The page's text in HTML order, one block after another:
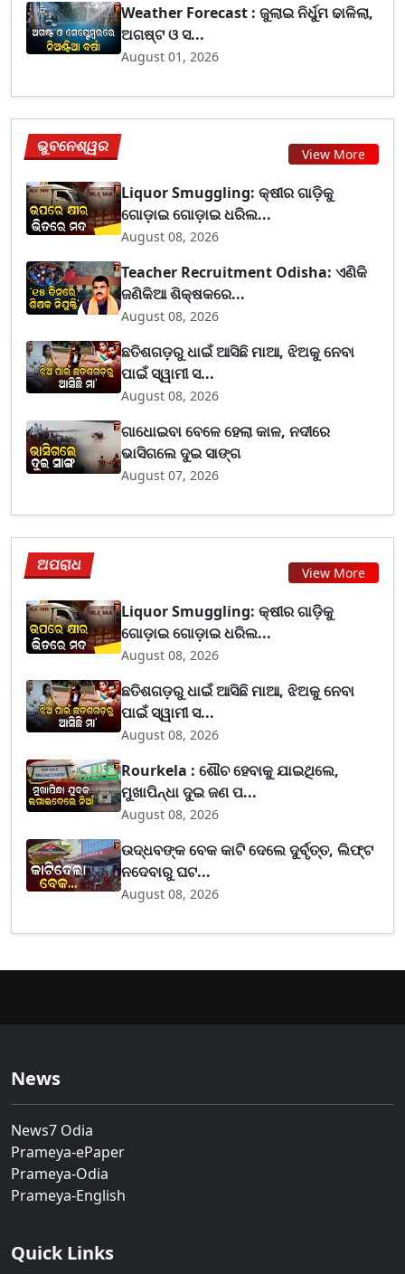
Weather Forecast : ଜୁଲାଇ ନିର୍ଧୁମ ଢାଳିଲା,
ଅଗଷ୍ଟ ଓ ସ...
August 01, 2026
ଭୁବନେଶ୍ୱର View More
Liquor Smuggling: କ୍ଷୀର ଗାଡ଼ିକୁ
ଗୋଡ଼ାଇ ଗୋଡ଼ାଇ ଧରିଲ...
August 08, 2026
Teacher Recruitment Odisha: ଏଣିକି
ଜଣିକିଆ ଶିକ୍ଷକରେ...
August 08, 2026
ଛତିଶଗଡ଼ରୁ ଧାଇଁ ଆସିଛି ମାଆ, ଝିଅକୁ ନେବା
ପାଇଁ ସ୍ୱାମୀ ସ...
August 08, 2026
ଗାଧୋଇବା ବେଳେ ହେଲା କାଳ, ନଦୀରେ
ଭାସିଗଲେ ଦୁଇ ସାଙ୍ଗ
August 07, 2026
ଅପରାଧ View More
Liquor Smuggling: କ୍ଷୀର ଗାଡ଼ିକୁ
ଗୋଡ଼ାଇ ଗୋଡ଼ାଇ ଧରିଲ...
August 08, 2026
ଛତିଶଗଡ଼ରୁ ଧାଇଁ ଆସିଛି ମାଆ, ଝିଅକୁ ନେବା
ପାଇଁ ସ୍ୱାମୀ ସ...
August 08, 2026
Rourkela : ଶୌଚ ହେବାକୁ ଯାଇଥିଲେ,
ମୁଖାପିନ୍ଧା ଦୁଇ ଜଣ ପ...
August 08, 2026
ଉଦ୍ଧବଙ୍କ ବେକ କାଟି ଦେଲେ ଦୁର୍ବୃତ୍ତ, ଲିଫ୍ଟ
ନଦେବାରୁ ଘଟ...
August 08, 2026
News
News7 Odia
Prameya-ePaper
Prameya-Odia
Prameya-English
Quick Links